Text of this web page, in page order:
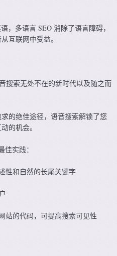
，多语言 SEO 消除了语言障碍，
互联网中受益。
搜索无处不在的新时代以及随之而
的绝佳途径，语音搜索解锁了您
的机会。
实践：
性和自然的长尾关键字
站的代码，可提高搜索可见性